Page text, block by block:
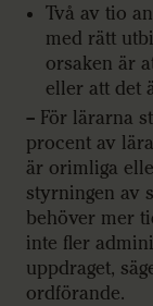
Två av tio
med rätt
orsaken är
eller att det
– För lärarna
procent av
är orimliga
styrningen av
behöver mer
inte fler
uppdraget,
ordförande.